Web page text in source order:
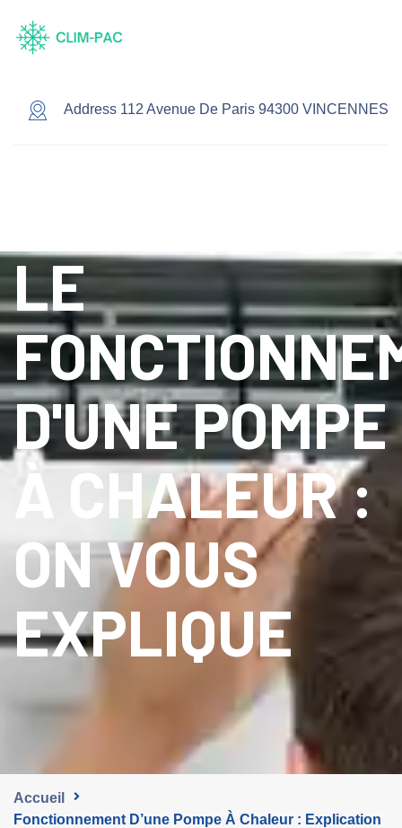
Address 112 Avenue De Paris 94300 VINCENNES
LE
D'UNE POMPE
À CHALEUR :
ON VOUS
EXPLIQUE
Accueil
Fonctionnement D’une Pompe À Chaleur : Explication